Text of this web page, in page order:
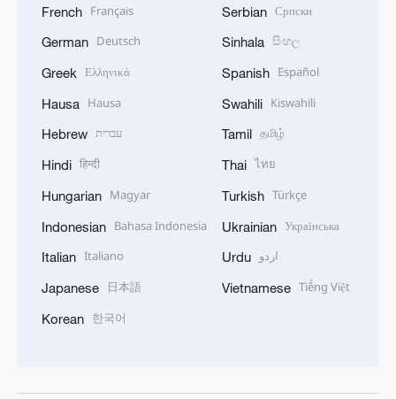
French Français
German Deutsch
Greek Ελληνικά
Hausa Hausa
Hebrew עברית
Hindi हिन्दी
Hungarian Magyar
Indonesian Bahasa Indonesia
Italian Italiano
Japanese 日本語
Korean 한국어
Serbian Српски
Sinhala සිංහල
Spanish Español
Swahili Kiswahili
Tamil தமிழ்
Thai ไทย
Turkish Türkçe
Ukrainian Українська
Urdu اردو
Vietnamese Tiếng Việt